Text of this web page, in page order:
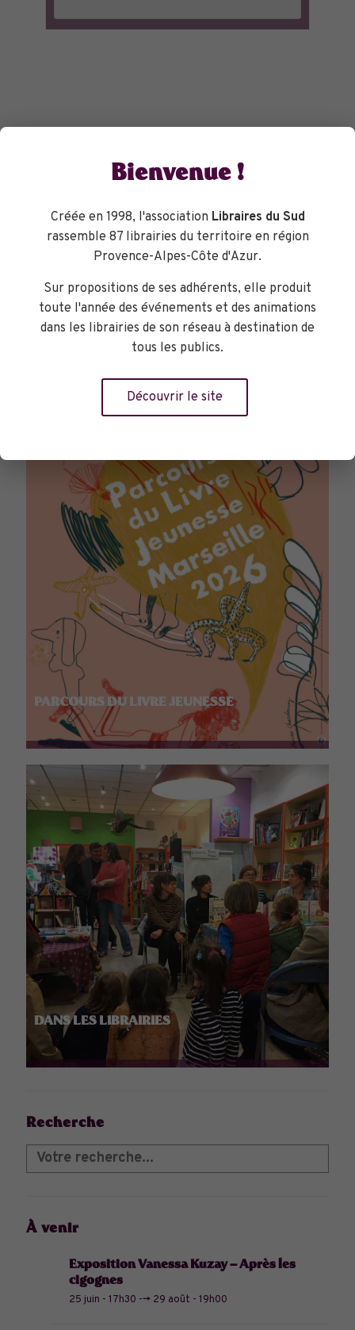
TOURNÉES GÉNÉRALES
PARCOURS DU LIVRE JEUNESSE
DANS LES LIBRAIRIES
Recherche
À venir
Exposition Vanessa Kuzay – Après les
cigognes
25 juin - 17h30 --> 29 août - 19h00
Bienvenue !
Créée en 1998, l'association Libraires du Sud
rassemble 87 librairies du territoire en région
Provence-Alpes-Côte d'Azur.
Sur propositions de ses adhérents, elle produit
toute l'année des événements et des animations
dans les librairies de son réseau à destination de
tous les publics.
Découvrir le site